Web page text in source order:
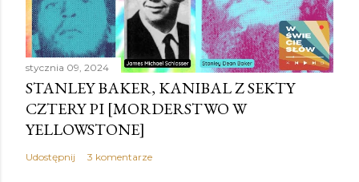
stycznia 09, 2024
STANLEY BAKER, KANIBAL Z SEKTY
CZTERY PI [MORDERSTWO W
YELLOWSTONE]
Udostępnij 3 komentarze